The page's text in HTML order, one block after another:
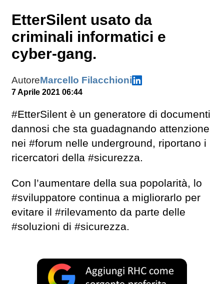
EtterSilent usato da
criminali informatici e
cyber-gang.
AutoreMarcello Filacchioni
7 Aprile 2021 06:44
#EtterSilent è un generatore di documenti
dannosi che sta guadagnando attenzione
nei #forum nelle underground, riportano i
ricercatori della #sicurezza.
Con l’aumentare della sua popolarità, lo
#sviluppatore continua a migliorarlo per
evitare il #rilevamento da parte delle
#soluzioni di #sicurezza.